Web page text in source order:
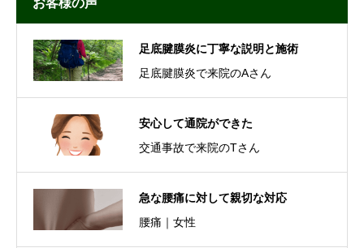
お客様の声
足底腱膜炎に丁寧な説明と施術
足底腱膜炎で来院のAさん
安心して通院ができた
交通事故で来院のTさん
急な腰痛に対して親切な対応
腰痛｜女性